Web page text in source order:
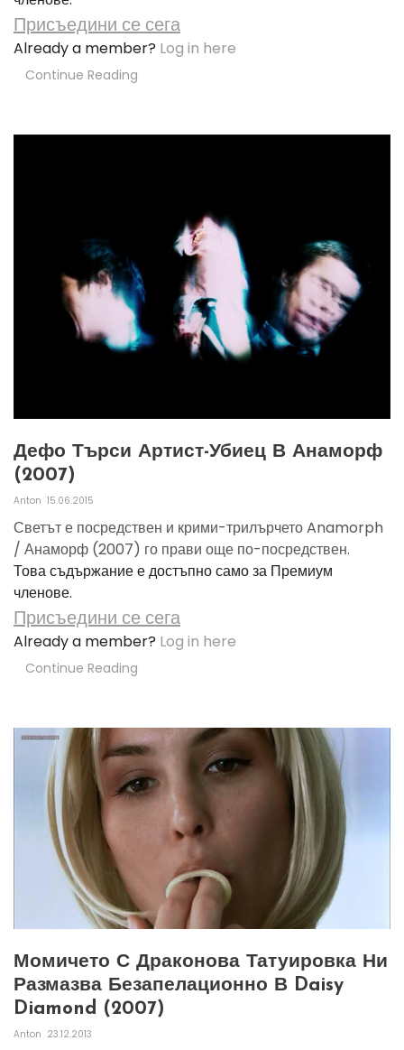
Присъедини се сега
Already a member? Log in here
Continue Reading
Дефо Търси Артист-Убиец В Анаморф
(2007)
Anton 15.06.2015
Светът е посредствен и крими-трилърчето Anamorph
/ Анаморф (2007) го прави още по-посредствен.
Това съдържание е достъпно само за Премиум
членове.
Присъедини се сега
Already a member? Log in here
Continue Reading
Момичето С Драконова Татуировка Ни
Размазва Безапелационно В Daisy
Diamond (2007)
Anton 23.12.2013